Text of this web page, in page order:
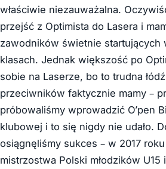
właściwie niezauważalna.
przejść z Optimista do Lasera i
zawodników świetnie startujących
klasach. Jednak większość po
sobie na Laserze, bo to trudna
przeciwników faktycznie mamy –
próbowaliśmy wprowadzić O’pen
klubowej i to się nigdy nie udało.
osiągnęliśmy sukces – w 2017
mistrzostwa Polski młodzików U15